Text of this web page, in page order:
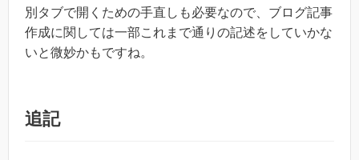
別タブで開くための手直しも必要なので、ブログ記事
作成に関しては一部これまで通りの記述をしていかな
いと微妙かもですね。
追記